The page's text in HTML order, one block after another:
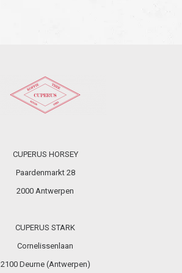
CUPERUS HORSEY
Paardenmarkt 28
2000 Antwerpen
CUPERUS STARK
Cornelissenlaan
2100 Deurne (Antwerpen)